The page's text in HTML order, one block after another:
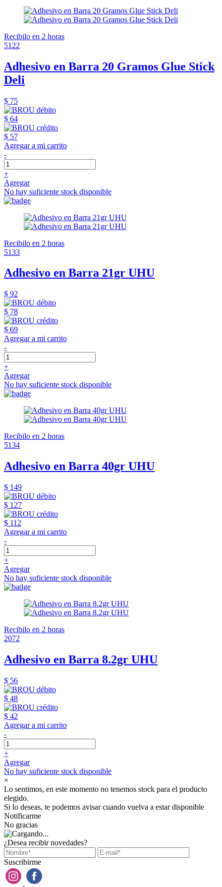
Recibilo en 2 horas
5122
Adhesivo en Barra 20 Gramos Glue Stick
Deli
$ 75
$ 64
$ 57
Agregar a mi carrito
-
+
Agregar
No hay suficiente stock disponible
Recibilo en 2 horas
5133
Adhesivo en Barra 21gr UHU
$ 92
$ 78
$ 69
Agregar a mi carrito
-
+
Agregar
No hay suficiente stock disponible
Recibilo en 2 horas
5134
Adhesivo en Barra 40gr UHU
$ 149
$ 127
$ 112
Agregar a mi carrito
-
+
Agregar
No hay suficiente stock disponible
Recibilo en 2 horas
2072
Adhesivo en Barra 8.2gr UHU
$ 56
$ 48
$ 42
Agregar a mi carrito
-
+
Agregar
No hay suficiente stock disponible
×
Lo sentimos, en este momento no tenemos stock para el producto
elegido.
Si lo deseas, te podemos avisar cuando vuelva a estar disponible
Notificarme
No gracias
¿Desea recibir novedades?
Suscribirme